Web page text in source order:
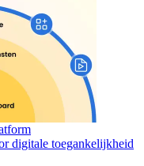
digitale toegankelijkheid